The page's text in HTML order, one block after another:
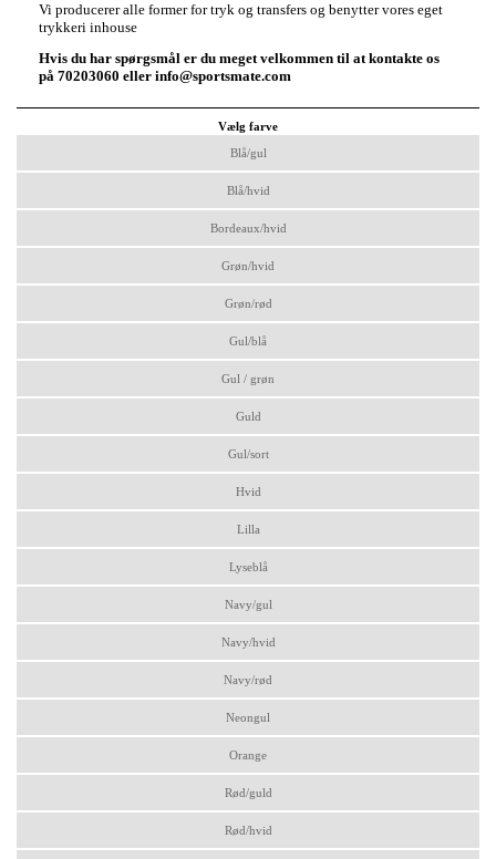
Vi producerer alle former for tryk og transfers og benytter vores eget
trykkeri inhouse
Hvis du har spørgsmål er du meget velkommen til at kontakte os
på 70203060 eller info@sportsmate.com
Vælg farve
Blå/gul
Blå/hvid
Bordeaux/hvid
Grøn/hvid
Grøn/rød
Gul/blå
Gul / grøn
Guld
Gul/sort
Hvid
Lilla
Lyseblå
Navy/gul
Navy/hvid
Navy/rød
Neongul
Orange
Rød/guld
Rød/hvid